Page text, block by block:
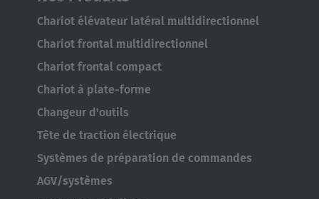
Deutschland
Deutsch
France
Français
Chariot élévateur latéral multidirectionnel
Chariot frontal multidirectionnel
Chariot frontal compact
Chariot à plate-forme
Changeur d'outils
Tête de traction électrique
Systèmes de préparation de commandes
AGV/systèmes